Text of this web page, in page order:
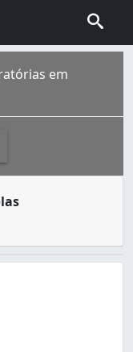
em
região sul do